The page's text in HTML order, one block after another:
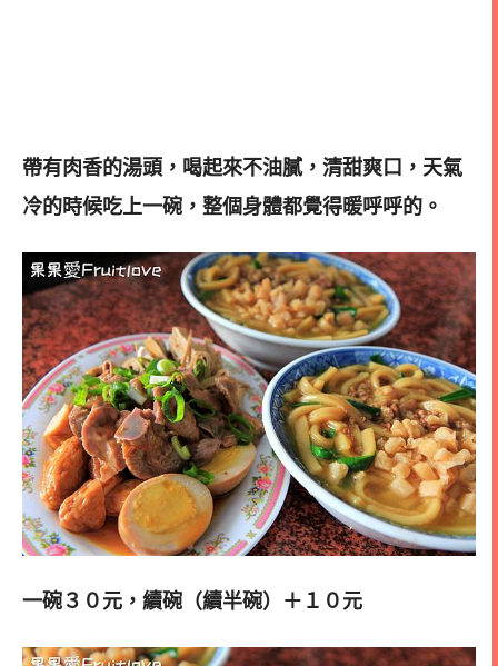
帶有肉香的湯頭，喝起來不油膩，清甜爽口， 天氣
冷的時候吃上一碗，整個身體都覺得暖呼呼的。
一碗３０元，續碗（續半碗）＋１０元